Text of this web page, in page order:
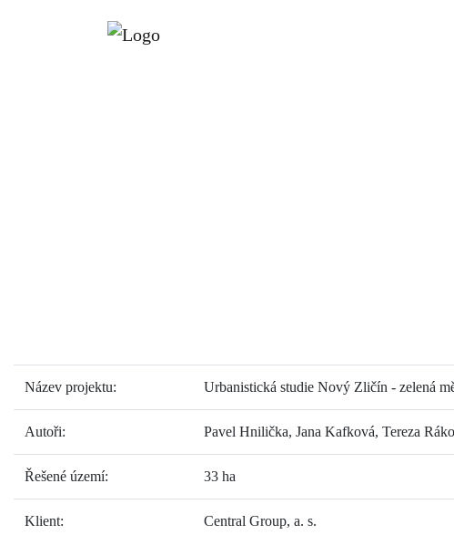
Název projektu: Urbanistická studie Nový Zličín - zelená
Autoři: Pavel Hnilička, Jana Kafková, Tereza
Řešené území: 33 ha
Klient: Central Group, a. s.